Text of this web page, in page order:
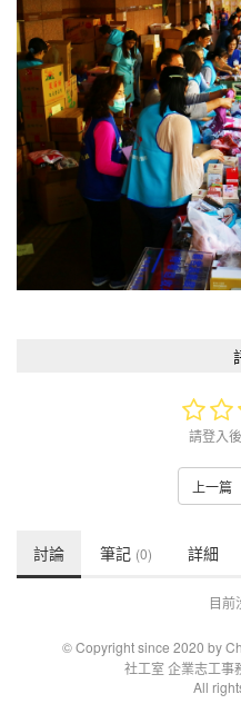
請登入
上一篇
討論 筆記 (0) 詳細
目前
© Copyright since 2020 by
社工室 企業志工事
All